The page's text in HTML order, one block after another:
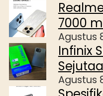
7000
Agustus
Infinix
Agustus